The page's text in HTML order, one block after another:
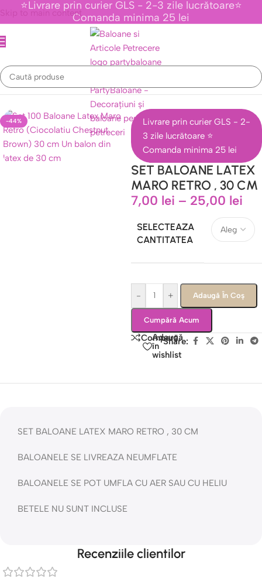
Skip to main content
⭐Livrare prin curier GLS - 2-3 zile lucrătoare⭐
Comanda minima 25 lei
Prima pagină/Baloane Latex/Baloane latex 30 cm
-44%
Livrare prin curier GLS - 2-
3 zile lucrătoare ⭐
Comanda minima 25 lei
SET BALOANE LATEX
MARO RETRO , 30 CM
7,00 lei – 25,00 lei
SELECTEAZA
CANTITATEA
- + Adaugă În Coș
Cumpără Acum
Compară
Adaugă
în
wishlist
Share:
SET BALOANE LATEX MARO RETRO , 30 CM
BALOANELE SE LIVREAZA NEUMFLATE
BALOANELE SE POT UMFLA CU AER SAU CU HELIU
BETELE NU SUNT INCLUSE
Recenziile clientilor